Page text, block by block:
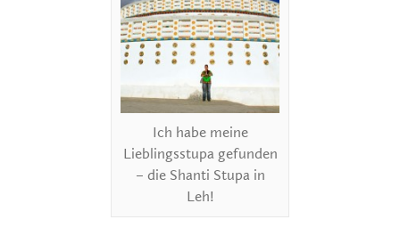
Ich habe meine
Lieblingsstupa gefunden
– die Shanti Stupa in
Leh!